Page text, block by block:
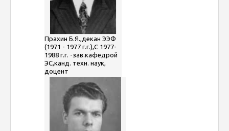
Прахин Б.Я.,декан ЭЭФ
(1971 - 1977 г.г.),С 1977-
1988 г.г. -зав.кафедрой
ЭС,канд. техн. наук,
доцент